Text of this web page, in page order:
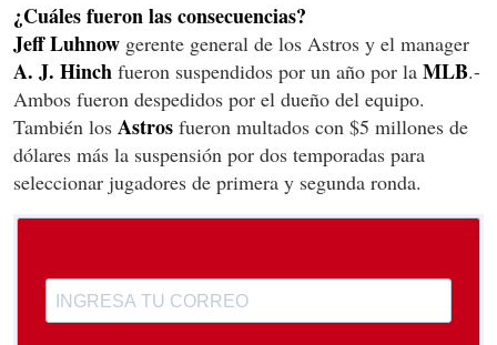
¿Cuáles fueron las consecuencias?
Jeff Luhnow gerente general de los Astros y el manager
A. J. Hinch fueron suspendidos por un año por la MLB.-
Ambos fueron despedidos por el dueño del equipo.
También los Astros fueron multados con $5 millones de
dólares más la suspensión por dos temporadas para
seleccionar jugadores de primera y segunda ronda.